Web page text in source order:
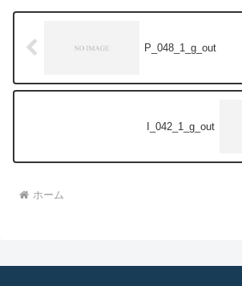
P_048_1_g_out
I_042_1_g_out
ホーム